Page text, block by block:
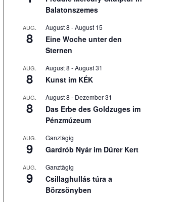
Balatonszemes
AUG.
8
August 8 -August 15
Eine Woche unter den
Sternen
AUG.
8
August 8 -August 31
Kunst im KÉK
AUG.
8
August 8 - Dezember 31
Das Erbe des Goldzuges im
Pénzmúzeum
AUG.
9
Ganztägig
Gardrób Nyár im Dürer Kert
AUG.
9
Ganztägig
Csillaghullás túra a
Börzsönyben